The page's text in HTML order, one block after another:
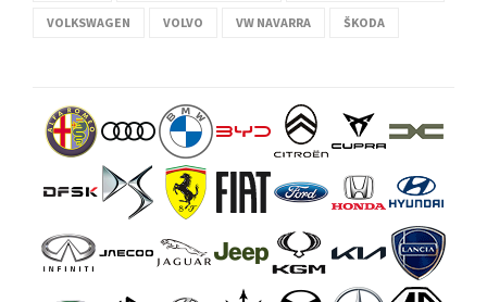
VOLKSWAGEN VOLVO VW NAVARRA ŠKODA